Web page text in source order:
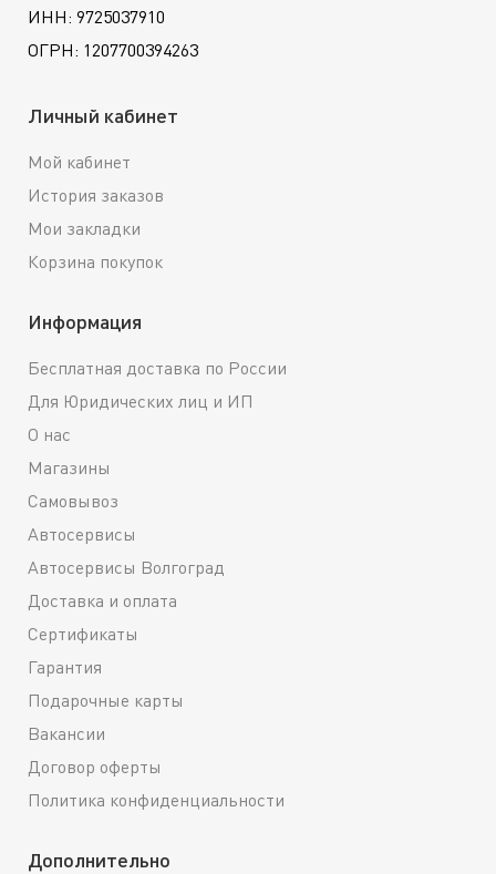
ИНН: 9725037910
ОГРН: 1207700394263
Личный кабинет
Мой кабинет
История заказов
Мои закладки
Корзина покупок
Информация
Бесплатная доставка по России
Для Юридических лиц и ИП
О нас
Магазины
Самовывоз
Автосервисы
Автосервисы Волгоград
Доставка и оплата
Сертификаты
Гарантия
Подарочные карты
Вакансии
Договор оферты
Политика конфиденциальности
Дополнительно